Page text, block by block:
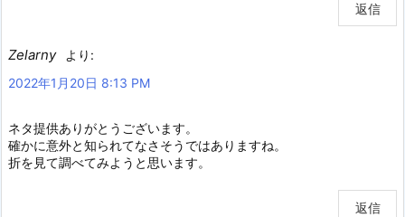
返信
Zelarny
より:
2022年1月20日 8:13 PM
ネタ提供ありがとうございます。
確かに意外と知られてなさそうではありますね。
折を見て調べてみようと思います。
返信